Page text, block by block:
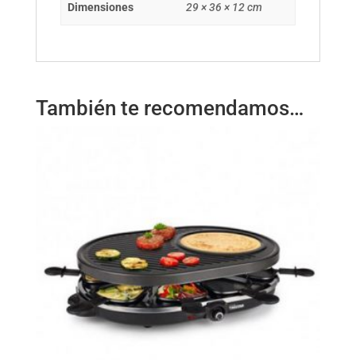
Dimensiones 29 × 36 × 12 cm
También te recomendamos…